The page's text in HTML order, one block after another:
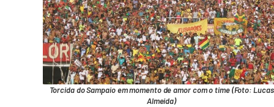
Torcida do Sampaio em momento de amor com o time (Foto: Lucas
Almeida)